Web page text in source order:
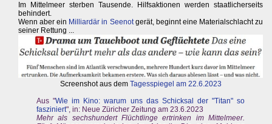
Im Mittelmeer sterben Tausende. Hilfsaktionen werden staatlicherseits
behindert.
Wenn aber ein Milliardär in Seenotgerät, beginnt eine Materialschlacht zu
seiner Rettung ...
Screenshot aus dem Tagesspiegel am 22.6.2023
Aus "Wie im Kino: warum uns das Schicksal der "Titan" so
fasziniert", in: Neue Züricher Zeitung am 23.6.2023
Mehr als sechshundert Flüchtlinge ertrinken im Mittelmeer.